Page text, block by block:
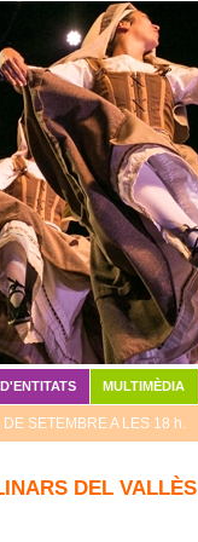
DEL VALLÈS
MULTIMÈDIA
SETEMBRE A LES 18 h.